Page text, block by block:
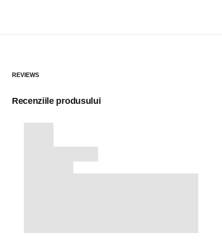
REVIEWS
Recenziile produsului